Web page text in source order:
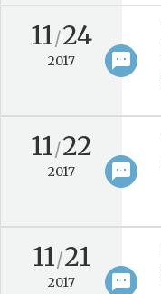
sms
11/24
2017 keyboard_arrow_right
sms
11/22
2017 keyboard_arrow_right
sms
11/21
2017 keyboard_arrow_right